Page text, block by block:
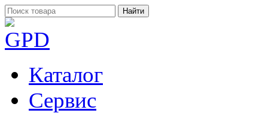
Найти
Каталог
Сервис